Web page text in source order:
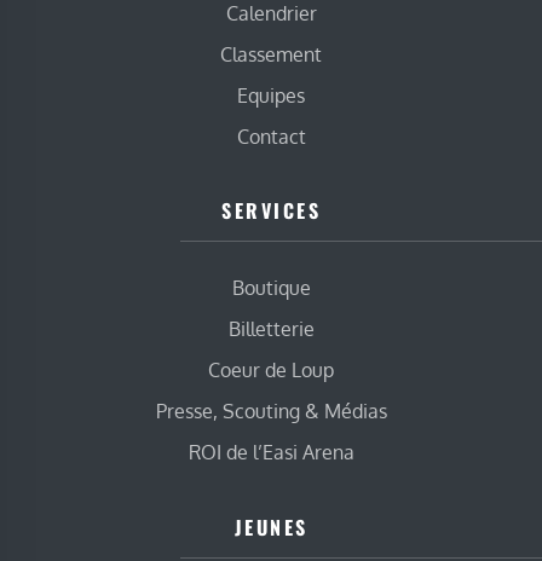
Calendrier
Classement
Equipes
Contact
SERVICES
Boutique
Billetterie
Coeur de Loup
Presse, Scouting & Médias
ROI de l’Easi Arena
JEUNES